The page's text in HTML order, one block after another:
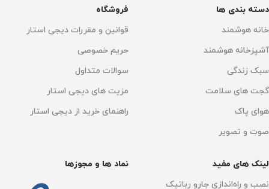
ساخت کشور
نقشه کشی سه بعدی
سنسور سه بعدی
هوش مصنوعی تشخیص
نقشه کشی سه بعدی
ساخت کشور
سنسور سه بعدی دارد
دسته بندی ها
خانه هوشمند
آشپزخانه هوشمند
سبک زندگی
گجت های سلامت
هوای پاک
صوت و تصویر
فروشگاه
قوانین و مقررات دیجی استار
حریم خصوصی
سوالات متداول
مزیت های دیجی استار
راهنمای خرید از دیجی استار
لینک های مفید
نصب و راه‌اندازی جارو رباتیک
نماد ها و مجوزها